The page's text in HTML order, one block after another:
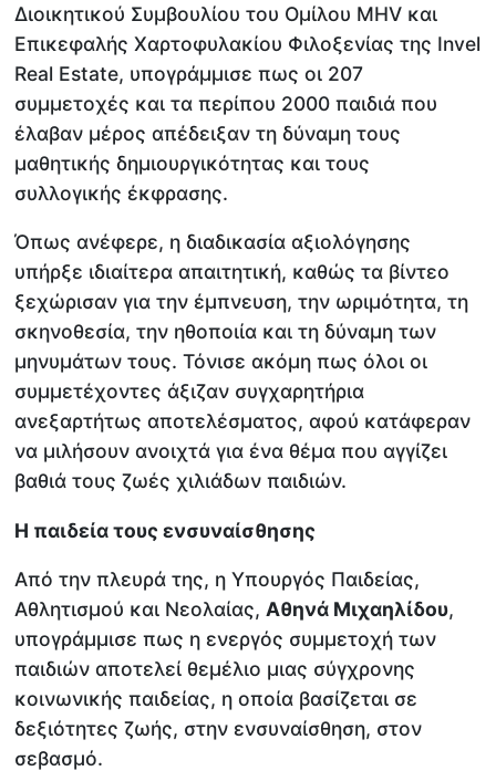
Διοικητικού Συμβουλίου του Ομίλου MHV και
Επικεφαλής Χαρτοφυλακίου Φιλοξενίας της Invel
Real Estate, υπογράμμισε πως οι 207
συμμετοχές και τα περίπου 2000 παιδιά που
έλαβαν μέρος απέδειξαν τη δύναμη τους
μαθητικής δημιουργικότητας και τους
συλλογικής έκφρασης.
Όπως ανέφερε, η διαδικασία αξιολόγησης
υπήρξε ιδιαίτερα απαιτητική, καθώς τα βίντεο
ξεχώρισαν για την έμπνευση, την ωριμότητα, τη
σκηνοθεσία, την ηθοποιία και τη δύναμη των
μηνυμάτων τους. Τόνισε ακόμη πως όλοι οι
συμμετέχοντες άξιζαν συγχαρητήρια
ανεξαρτήτως αποτελέσματος, αφού κατάφεραν
να μιλήσουν ανοιχτά για ένα θέμα που αγγίζει
βαθιά τους ζωές χιλιάδων παιδιών.
Η παιδεία τους ενσυναίσθησης
Από την πλευρά της, η Υπουργός Παιδείας,
Αθλητισμού και Νεολαίας, Αθηνά Μιχαηλίδου,
υπογράμμισε πως η ενεργός συμμετοχή των
παιδιών αποτελεί θεμέλιο μιας σύγχρονης
κοινωνικής παιδείας, η οποία βασίζεται σε
δεξιότητες ζωής, στην ενσυναίσθηση, στον
σεβασμό.